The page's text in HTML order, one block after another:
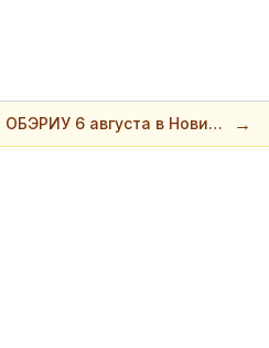
6 августа в Нови
→